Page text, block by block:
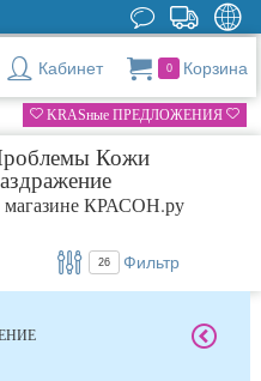
Кабинет 0 Корзина
KRASные ПРЕДЛОЖЕНИЯ
Кожи
КРАСОН.ру
26 Фильтр